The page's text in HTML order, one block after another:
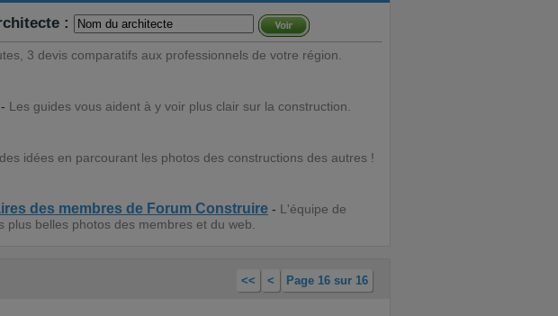
:
3 devis comparatifs aux professionnels de votre région.
- Les guides vous aident à y voir plus clair sur la construction.
idées en parcourant les photos des constructions des autres !
des membres de Forum Construire - L'équipe de
belles photos des membres et du web.
<< < Page 16 sur 16